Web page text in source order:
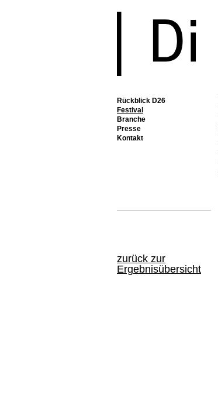
Rückblick D26
Festival
Branche
Presse
Kontakt
zurück zur
Ergebnisübersicht